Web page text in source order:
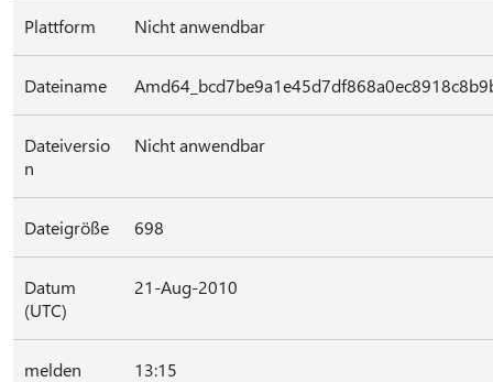
Plattform Nicht anwendbar
Dateiname
Dateiversio
n
Nicht anwendbar
Dateigröße 698
Datum
(UTC)
21-Aug-2010
melden 13:15